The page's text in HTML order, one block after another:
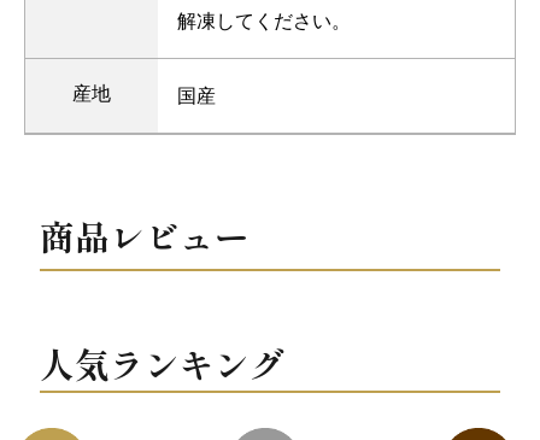
解凍してください。
産地 国産
商品レビュー
人気ランキング